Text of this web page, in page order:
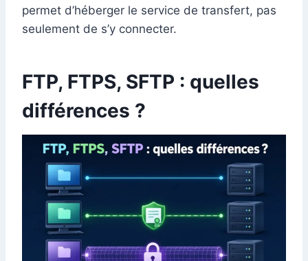
permet d’héberger le service de transfert, pas
seulement de s’y connecter.
FTP, FTPS, SFTP : quelles
différences ?